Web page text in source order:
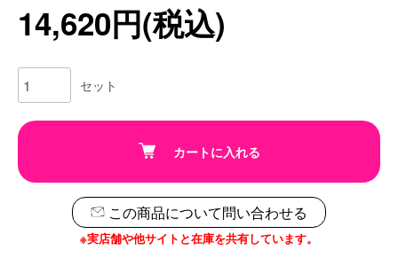
14,620円(税込)
セット
カートに入れる
この商品について問い合わせる
※実店舗や他サイトと在庫を共有しています。